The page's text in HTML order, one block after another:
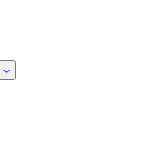
Aikakausi